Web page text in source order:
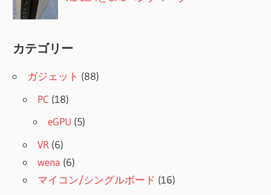
カテゴリー
ガジェット (88)
PC (18)
eGPU (5)
VR (6)
wena (6)
マイコン/シングルボード (16)